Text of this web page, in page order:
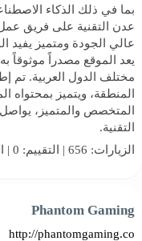
بما في ذلك الذكاء
عدن التقنية على فريق
عالي الجودة ومتميز يفيد
يعد الموقع مصدراً موثوقاً
المنطقة، ويتميز بمحتواه
المتخصص والمتميز،
التقنية.
الزيارات: 656 | التقييم: 0 | المقيّمين: 0 | الدولة:
Phantom Gaming
http://phantomgaming.co